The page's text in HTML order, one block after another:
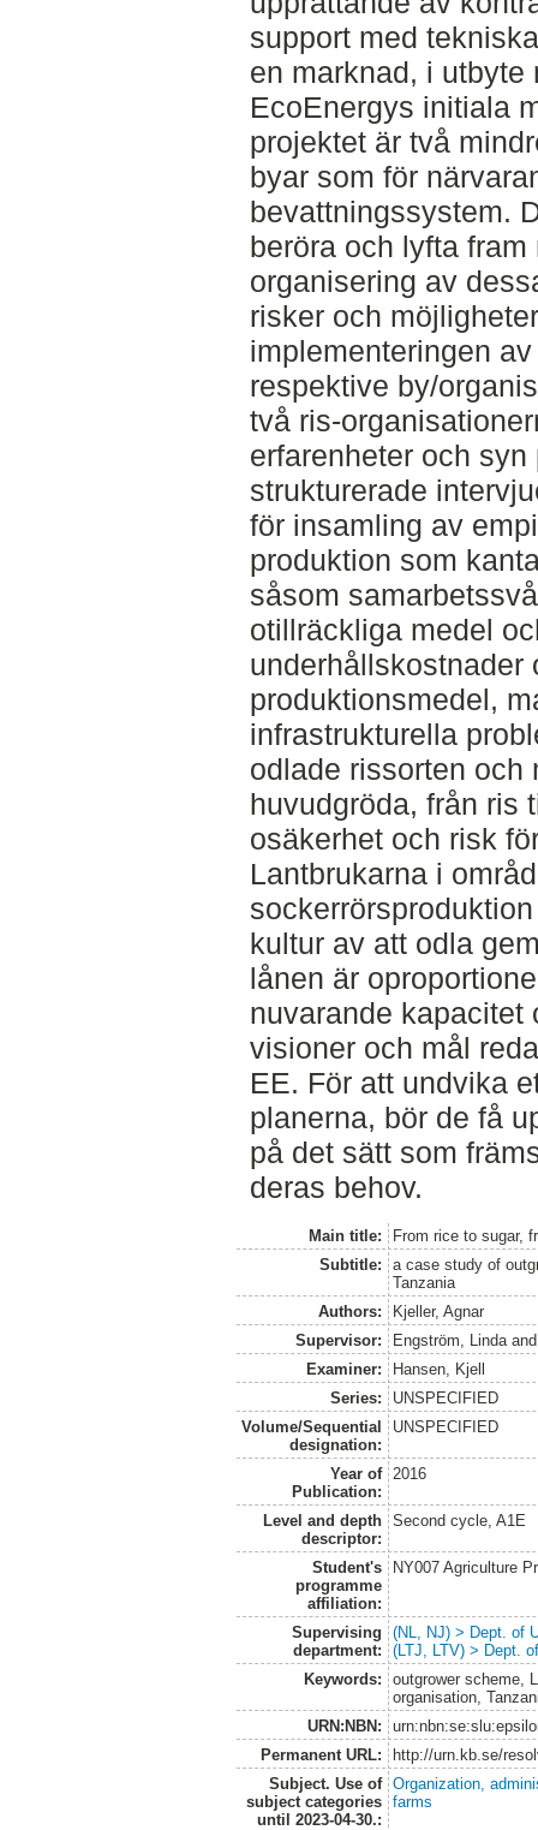
support med
en marknad, i utbyte
EcoEnergys initiala
projektet är två
byar som för
bevattningssystem.
beröra och lyfta
organisering av
risker och
implementeringen
respektive by/
två ris-
erfarenheter och
strukturerade
för insamling av
produktion som
såsom
otillräckliga medel
underhållskostnader
produktionsmedel,
infrastrukturella
odlade rissorten och
huvudgröda, från ris
osäkerhet och risk
Lantbrukarna i
kultur av att odla
lånen är
nuvarande kapacitet
visioner och mål
EE. För att undvika
planerna, bör de få
på det sätt som
deras behov.
Main title:
From rice to sugar,
Subtitle:
a case study of
Tanzania
Authors:
Kjeller, Agnar
Supervisor:
Engström, Linda
Examiner:
Hansen, Kjell
Series:
UNSPECIFIED
Volume/Sequential
designation:
UNSPECIFIED
Year of
Publication:
2016
Level and depth
descriptor:
Second cycle, A1E
Student's
programme
affiliation:
NY007 Agriculture
Supervising
department:
(NL, NJ) > Dept. of
(LTJ, LTV) > Dept.
Keywords:
outgrower scheme,
organisation,
URN:NBN:
Permanent URL:
http://urn.kb.se/
Subject. Use of
subject categories
until 2023-04-30.:
Organization,
farms